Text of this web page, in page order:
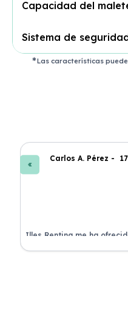
Capacidad del
Sistema de
Las características
Carlos A. Pérez -
Illes Renting me ha
Su atención al cliente es